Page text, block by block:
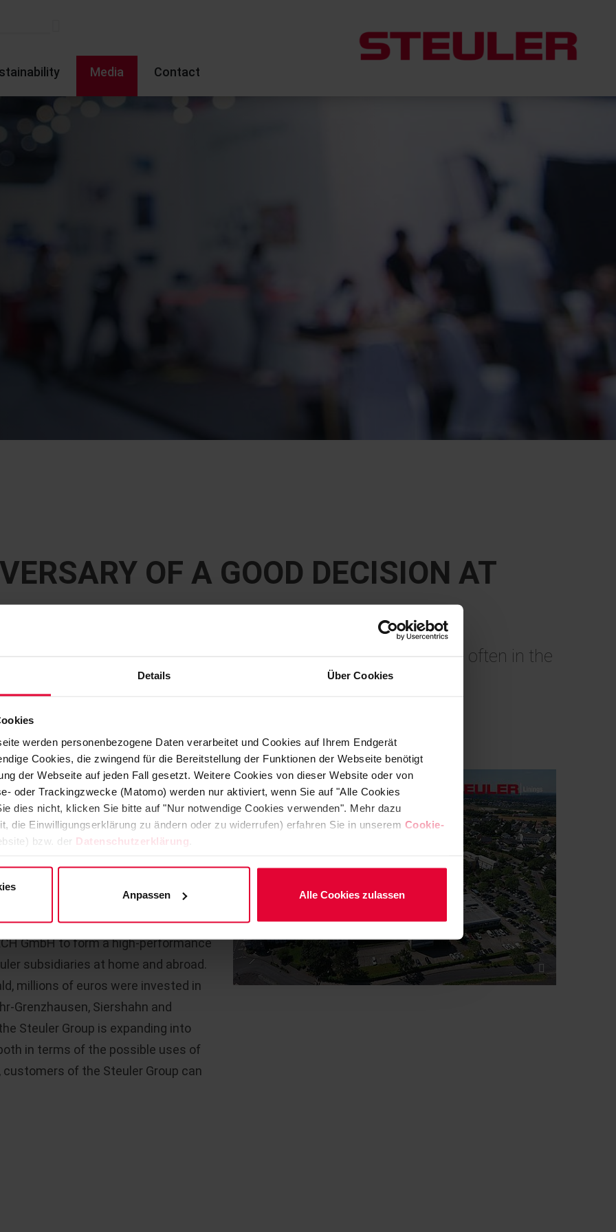
Details Über Cookies
werden personenbezogene Daten verarbeitet und Cookies auf Ihrem Endgerät
Cookies, die zwingend für die Bereitstellung der Funktionen der Webseite benötigt
der Webseite auf jeden Fall gesetzt. Weitere Cookies von dieser Website oder von
oder Trackingzwecke (Matomo) werden nur aktiviert, wenn Sie auf "Alle Cookies
dies nicht, klicken Sie bitte auf "Nur notwendige Cookies verwenden". Mehr dazu
die Einwilligungserklärung zu ändern oder zu widerrufen) erfahren Sie in unserem Cookie-
bzw. der Datenschutzerklärung
Anpassen Alle Cookies zulassen
Media Contact
OF A GOOD DECISION AT
in charge of the Steuler Group (Höhr-Grenzhausen) – as so often in the
shown courage and foresight.
Steuler “Take care when others
sized company took over the
of the insolvent KERAMCHEMIE
the business and integrated
company.
day. The product portfolio for
and fiberglass-reinforced plastics
GmbH to form a high-performance
subsidiaries at home and abroad.
millions of euros were invested in
Grenzhausen, Siershahn and
Steuler Group is expanding into
in terms of the possible uses of
of the Steuler Group can